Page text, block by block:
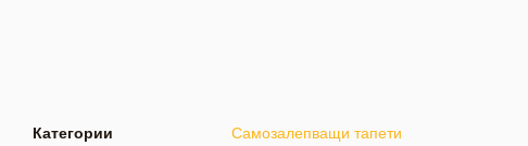
Категории Самозалепващи тапети